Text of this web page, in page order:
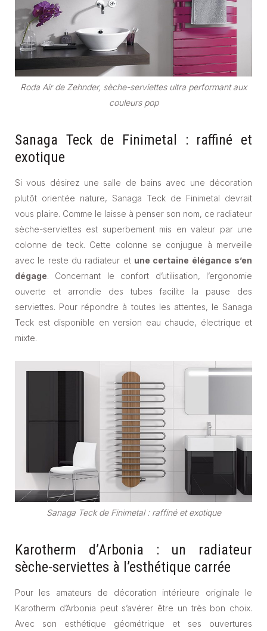
Roda Air de Zehnder, sèche-serviettes ultra performant aux
couleurs pop
Sanaga Teck de Finimetal : raffiné et
exotique
Si vous désirez une salle de bains avec une décoration
plutôt orientée nature, Sanaga Teck de Finimetal devrait
vous plaire. Comme le laisse à penser son nom, ce radiateur
sèche-serviettes est superbement mis en valeur par une
colonne de teck. Cette colonne se conjugue à merveille
avec le reste du radiateur et une certaine élégance s’en
dégage. Concernant le confort d’utilisation, l’ergonomie
ouverte et arrondie des tubes facilite la pause des
serviettes. Pour répondre à toutes les attentes, le Sanaga
Teck est disponible en version eau chaude, électrique et
mixte.
Sanaga Teck de Finimetal : raffiné et exotique
Karotherm d’Arbonia : un radiateur
sèche-serviettes à l’esthétique carrée
Pour les amateurs de décoration intérieure originale le
Karotherm d’Arbonia peut s’avérer être un très bon choix.
Avec son esthétique géométrique et ses ouvertures